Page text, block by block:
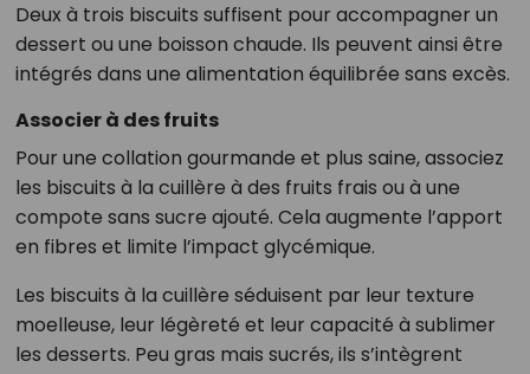
Deux à trois biscuits suffisent pour accompagner un
dessert ou une boisson chaude. Ils peuvent ainsi être
intégrés dans une alimentation équilibrée sans excès.
Associer à des fruits
Pour une collation gourmande et plus saine, associez
les biscuits à la cuillère à des fruits frais ou à une
compote sans sucre ajouté. Cela augmente l’apport
en fibres et limite l’impact glycémique.
Les biscuits à la cuillère séduisent par leur texture
moelleuse, leur légèreté et leur capacité à sublimer
les desserts. Peu gras mais sucrés, ils s’intègrent